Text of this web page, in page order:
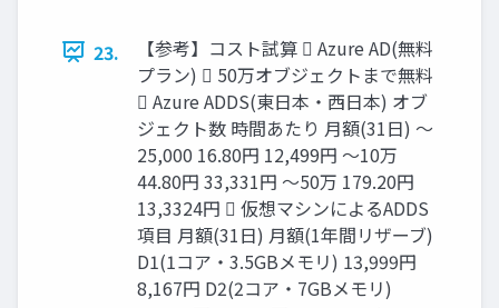
23.
【参考】コスト試算  Azure AD(無料
プラン)  50万オブジェクトまで無料
 Azure ADDS(東日本・西日本) オブ
ジェクト数 時間あたり 月額(31日) ～
25,000 16.80円 12,499円 ～10万
44.80円 33,331円 ～50万 179.20円
13,3324円  仮想マシンによるADDS
項目 月額(31日) 月額(1年間リザーブ)
D1(1コア・3.5GBメモリ) 13,999円
8,167円 D2(2コア・7GBメモリ)